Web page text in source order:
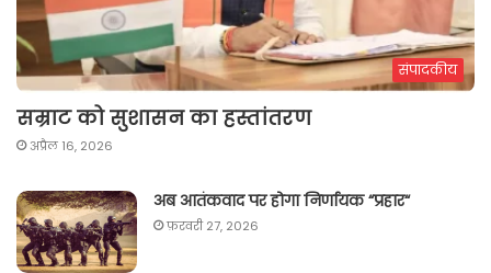
संपादकीय
सम्राट को सुशासन का हस्तांतरण
अप्रैल 16, 2026
अब आतंकवाद पर होगा निर्णायक “प्रहार“
फ़रवरी 27, 2026